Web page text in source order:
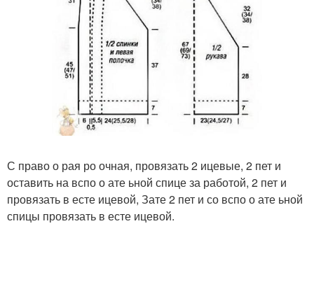
С право о рая ро очная, провязать 2 ицевые, 2 пет и
оставить на вспо о ате ьной спице за работой, 2 пет и
провязать в есте ицевой, Зате 2 пет и со вспо о ате ьной
спицы провязать в есте ицевой.